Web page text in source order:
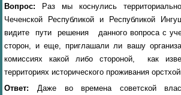
Вопрос: Раз мы коснулись
Чеченской Республикой и Республикой
видите пути решения данного вопроса с
сторон, и еще, приглашали ли вашу
комиссиях какой либо стороной, как
территориях исторического проживания
Ответ:Даже во времена
советской